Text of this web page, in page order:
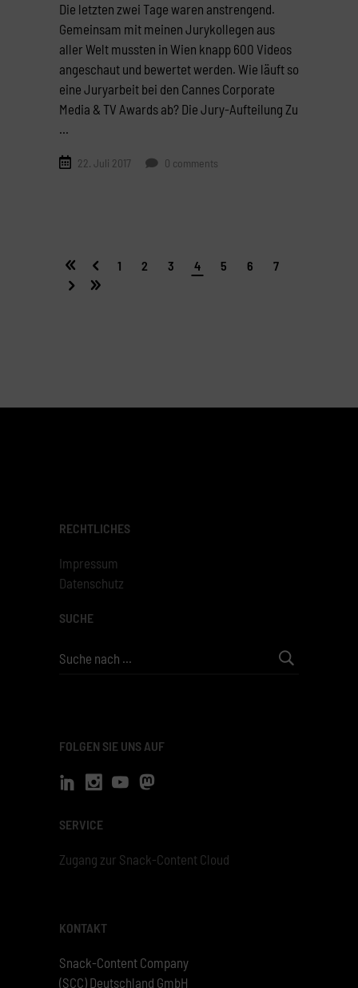
Die letzten zwei Tage waren anstrengend.
Gemeinsam mit meinen Jurykollegen aus
aller Welt mussten in Wien knapp 600 Videos
angeschaut und bewertet werden. Wie läuft so
eine Juryarbeit bei den Cannes Corporate
Media & TV Awards ab? Die Jury-Aufteilung Zu
22. Juli 2017 0 comments
1 2 3 4 5 6 7
RECHTLICHES
Impressum
Datenschutz
SUCHE
Search
FOLGEN SIE UNS AUF
SERVICE
Zugang zur Snack-Content Cloud
KONTAKT
Snack-Content Company
(SCC) Deutschland GmbH